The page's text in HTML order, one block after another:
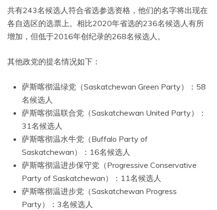
共有243名候选人符合省选参选资格，他们的名字将出现在
各自选区的选票上。相比2020年省选的236名候选人有所
增加，但低于2016年创纪录的268名候选人。
其他政党的提名情况如下：
萨斯喀彻温绿党（Saskatchewan Green Party）：58
名候选人
萨斯喀彻温联合党（Saskatchewan United Party）：
31名候选人
萨斯喀彻温水牛党（Buffalo Party of
Saskatchewan）：16名候选人
萨斯喀彻温进步保守党（Progressive Conservative
Party of Saskatchewan）：11名候选人
萨斯喀彻温进步党（Saskatchewan Progress
Party）：3名候选人